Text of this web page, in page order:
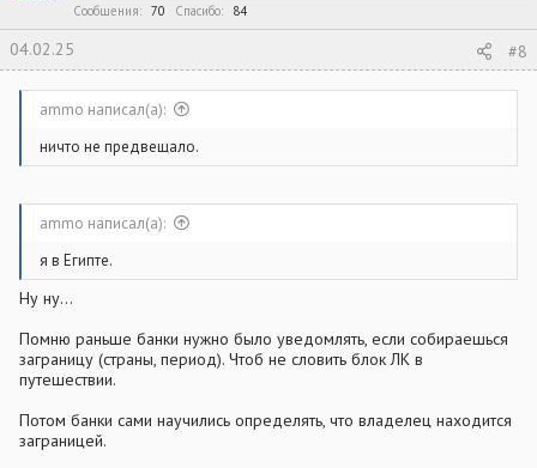
Сообщения
70 Спасибо 84
04.02.25 #8
ammo написал(а):
ничто не предвещало.
ammo написал(а):
я в Египте.
Ну ну...
Помню раньше банки нужно было уведомлять, если собираешься
заграницу (страны, период). Чтоб не словить блок ЛК в
путешествии.
Потом банки сами научились определять, что владелец находится
заграницей.